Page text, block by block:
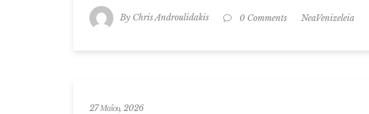
By Chris Androulidakis 0 Comments NeaVenizeleia
27 Μαΐου, 2026